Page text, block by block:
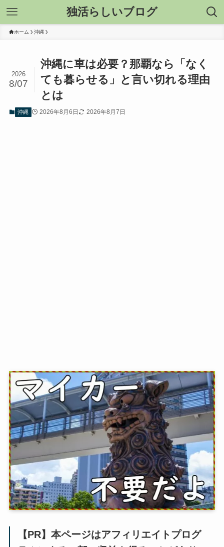
独活らしいブログ
ホーム 沖縄
沖縄に車は必要？那覇なら「なく
ても暮らせる」と言い切れる理由
とは
2026
8/07
沖縄 2026年8月6日 2026年8月7日
【PR】本ページはアフィリエイトプログ